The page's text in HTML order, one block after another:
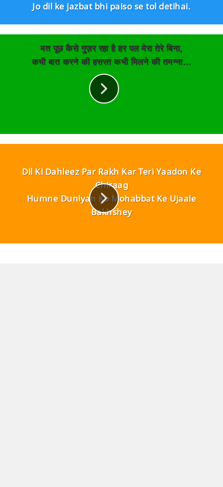
Jo dil ke jazbat bhi paiso se tol detihai.
मत पूछ कैसे गुज़र रहा है हर पल मेरा तेरे बिना,
कभी बात करने की हसरत कभी मिलने की तमन्ना…
Dil Ki Dahleez Par Rakh Kar Teri Yaadon Ke
Chiraag
Humne Duniyan Ko Mohabbat Ke Ujaale
Bakhshey